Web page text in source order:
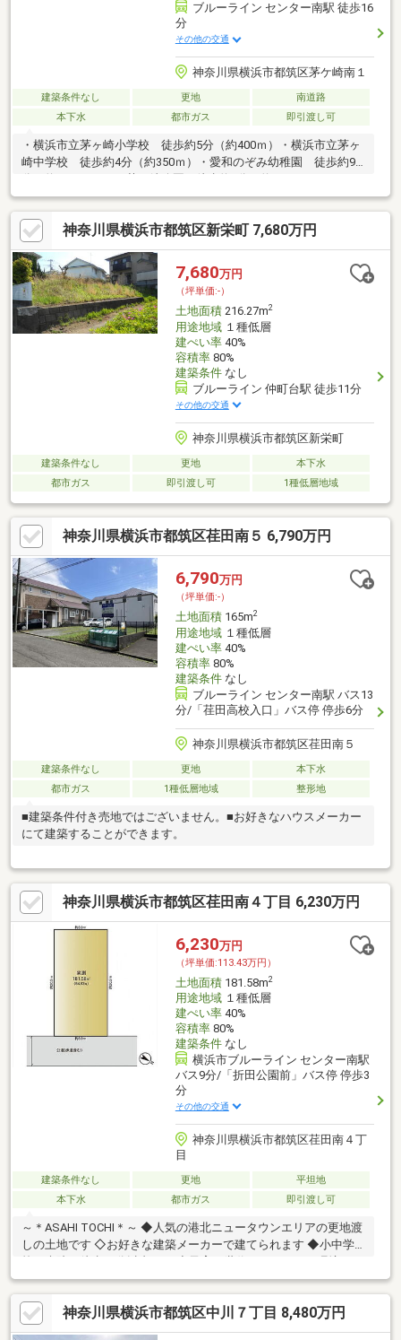
ブルーライン センター南駅 徒歩16
分
その他の交通
神奈川県横浜市都筑区茅ケ崎南１
建築条件なし 更地
南道路
本下水
都市ガス 即引渡し可
・横浜市立茅ヶ崎小学校 徒歩約5分（約400ｍ）・横浜市立茅ヶ
崎中学校 徒歩約4分（約350ｍ）・愛和のぞみ幼稚園 徒歩約9
Libnetwork広告初掲載＃便利な住環境＃建物プレゼンお任せくだ
さい！●弊社グループ会社での施工例もご提案可能です。
神奈川県横浜市都筑区新栄町 7,680万円
7,680万円
（坪単価:-）
土地面積216.27m2
用途地域１種低層
建ぺい率40%
容積率80%
建築条件なし
ブルーライン 仲町台駅 徒歩11分
その他の交通
神奈川県横浜市都筑区新栄町
建築条件なし 更地
本下水
都市ガス
即引渡し可 1種低層地域
神奈川県横浜市都筑区荏田南５ 6,790万円
6,790万円
（坪単価:-）
土地面積165m2
用途地域１種低層
建ぺい率40%
容積率80%
建築条件なし
ブルーライン センター南駅 バス13
分/「荏田高校入口」バス停 停歩6分
神奈川県横浜市都筑区荏田南５
建築条件なし 更地
本下水
都市ガス
1種低層地域 整形地
■建築条件付き売地ではございません。■お好きなハウスメーカー
にて建築することができます。
神奈川県横浜市都筑区荏田南４丁目 6,230万円
6,230万円
（坪単価:113.43万円）
土地面積181.58m2
用途地域１種低層
建ぺい率40%
容積率80%
建築条件なし
横浜市ブルーライン センター南駅
バス9分/「折田公園前」バス停 停歩3
分
その他の交通
神奈川県横浜市都筑区荏田南４丁
目
建築条件なし 更地
平坦地
本下水
都市ガス 即引渡し可
～＊ASAHI TOCHI＊～ ◆人気の港北ニュータウンエリアの更地渡
しの土地です ◇お好きな建築メーカーで建てられます ◆小中学
神奈川県横浜市都筑区中川７丁目 8,480万円